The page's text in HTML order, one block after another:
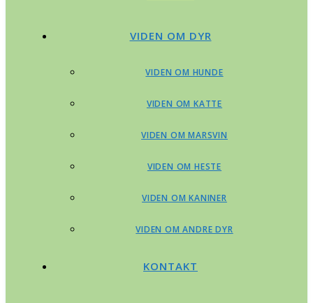
VIDEN OM DYR
VIDEN OM HUNDE
VIDEN OM KATTE
VIDEN OM MARSVIN
VIDEN OM HESTE
VIDEN OM KANINER
VIDEN OM ANDRE DYR
KONTAKT